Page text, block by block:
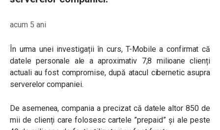
acum 5 ani
În urma unei investigații în curs, T-Mobile a confirmat că
datele personale ale a aproximativ 7,8 milioane clienți
actuali au fost compromise, după atacul cibernetic asupra
serverelor companiei.
De asemenea, compania a precizat că datele altor 850 de
mii de clienți care folosesc cartele ”prepaid” și ale peste